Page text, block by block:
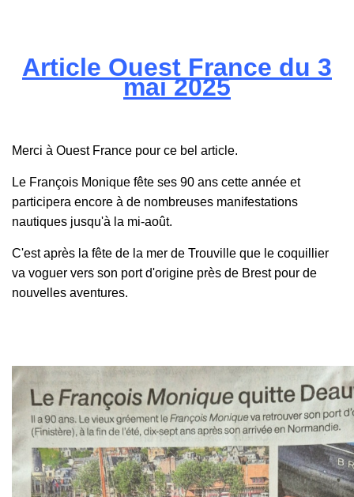
Article Ouest France du 3
mai 2025
Merci à Ouest France pour ce bel article.
Le François Monique fête ses 90 ans cette année et
participera encore à de nombreuses manifestations
nautiques jusqu'à la mi-août.
C'est après la fête de la mer de Trouville que le coquillier
va voguer vers son port d'origine près de Brest pour de
nouvelles aventures.